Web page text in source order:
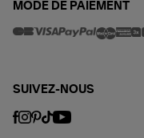
MODE DE PAIEMENT
SUIVEZ-NOUS